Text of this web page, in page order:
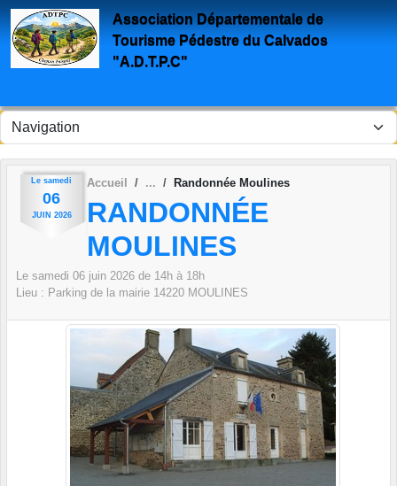
Association Départementale de
Tourisme Pédestre du Calvados
"A.D.T.P.C"
Le samedi
06
JUIN 2026
Accueil Randonnée Moulines
RANDONNÉE
MOULINES
Le samedi 06 juin 2026 de 14h à 18h
Lieu : Parking de la mairie 14220 MOULINES
Panneau de gestion des cookies